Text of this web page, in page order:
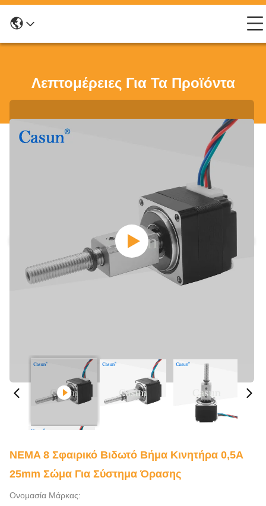
Λεπτομέρειες Για Τα Προϊόντα
NEMA 8 Σφαιρικό Βιδωτό Βήμα Κινητήρα 0,5A
25mm Σώμα Για Σύστημα Όρασης
Ονομασία Μάρκας: